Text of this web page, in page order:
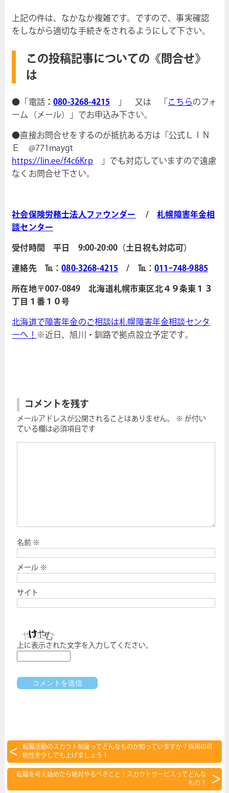
上記の件は、なかなか複雑です。ですので、事実確認
をしながら適切な手続きをされるようにして下さい。
この投稿記事についての《問合せ》
は
●「電話：080-3268-4215 」 又は 「こちらのフォ
ーム（メール）」でお申込み下さい。
●直接お問合せをするのが抵抗ある方は「公式ＬＩＮ
Ｅ @771maygt
https://lin.ee/f4c6Krp」でも対応していますので遠慮
なくお問合せ下さい。
社会保険労務士法人ファウンダー/札幌障害年金相
談センター
受付時間 平日 9:00-20:00（土日祝も対応可）
連絡先 ℡：080-3268-4215/ ℡：011ｰ748-9885
所在地〒007-0849 北海道札幌市東区北４９条東１３
丁目１番１０号
北海道で障害年金のご相談は札幌障害年金相談センタ
ーへ！※近日、旭川・釧路で拠点設立予定です。
コメントを残す
メールアドレスが公開されることはありません。 ※ が付い
ている欄は必須項目です
名前 ※
メール ※
サイト
上に表示された文字を入力してください。
転職活動のスカウト制度ってどんなものか知っていますか？採用の可
能性を少しでも上げましょう！
転職を考え始めたら絶対やるべきこと！スカウトサービスってどんな
もの？